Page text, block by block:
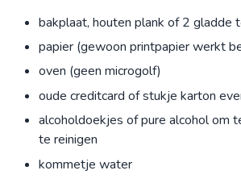
bakplaat, houten plank of 2 gladde
papier (gewoon printpapier werkt
oven (geen microgolf)
oude creditcard of stukje karton
alcoholdoekjes of pure alcohol om
te reinigen
kommetje water